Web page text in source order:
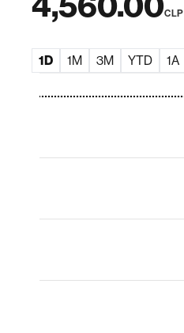
CLP
1D 1M 3M YTD 1A